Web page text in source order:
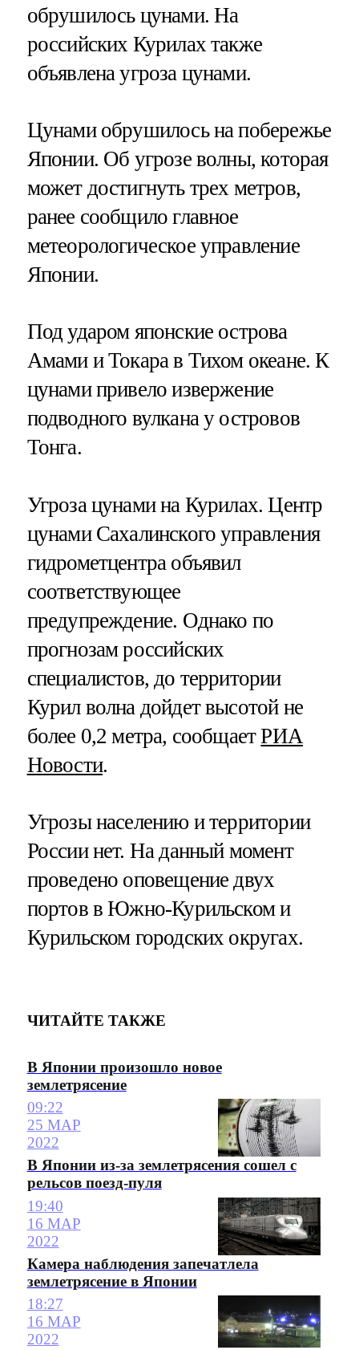
обрушилось цунами. На
российских Курилах также
объявлена угроза цунами.
Цунами обрушилось на побережье
Японии. Об угрозе волны, которая
может достигнуть трех метров,
ранее сообщило главное
метеорологическое управление
Японии.
Под ударом японские острова
Амами и Токара в Тихом океане​​​. К
цунами привело извержение
подводного вулкана у островов
Тонга.
Угроза цунами на Курилах. Центр
цунами Сахалинского управления
гидрометцентра объявил
соответствующее
предупреждение. Однако по
прогнозам российских
специалистов, до территории
Курил волна дойдет высотой не
более 0,2 метра, сообщаетРИА
Новости.
Угрозы населению и территории
России нет. На данный момент
проведено оповещение двух
портов в Южно-Курильском и
Курильском городских округах.
ЧИТАЙТЕ ТАКЖЕ
В Японии произошло новое
землетрясение
09:22
25 МАР
2022
В Японии из-за землетрясения сошел с
рельсов поезд-пуля
19:40
16 МАР
2022
Камера наблюдения запечатлела
землетрясение в Японии
18:27
16 МАР
2022